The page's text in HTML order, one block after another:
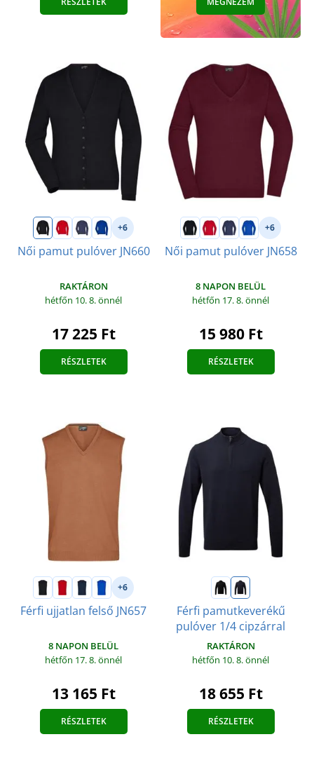
+6
Női pamut pulóver JN660
RAKTÁRON
hétfőn 10. 8.önnél
17 225 Ft
RÉSZLETEK
+6
Női pamut pulóver JN658
8 NAPON BELÜL
hétfőn 17. 8.önnél
15 980 Ft
RÉSZLETEK
+6
Férfi ujjatlan felső JN657
8 NAPON BELÜL
hétfőn 17. 8.önnél
13 165 Ft
RÉSZLETEK
Férfi pamutkeverékű
pulóver 1/4 cipzárral
RAKTÁRON
hétfőn 10. 8.önnél
18 655 Ft
RÉSZLETEK